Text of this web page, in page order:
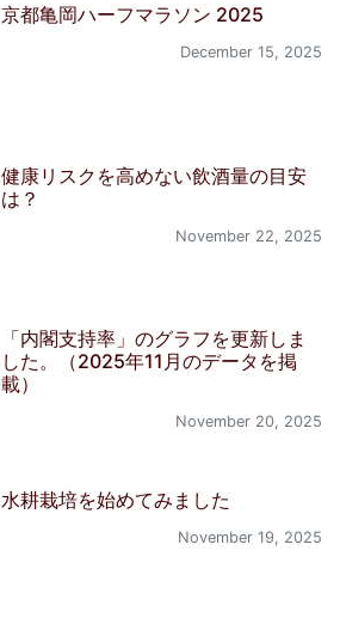
京都亀岡ハーフマラソン 2025
December 15, 2025
健康リスクを高めない飲酒量の目安
は？
November 22, 2025
「内閣支持率」のグラフを更新しま
した。（2025年11月のデータを掲
載）
November 20, 2025
水耕栽培を始めてみました
November 19, 2025